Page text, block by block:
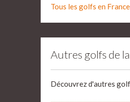
Tous les golfs en France
Autres golfs de
Découvrez d'autres